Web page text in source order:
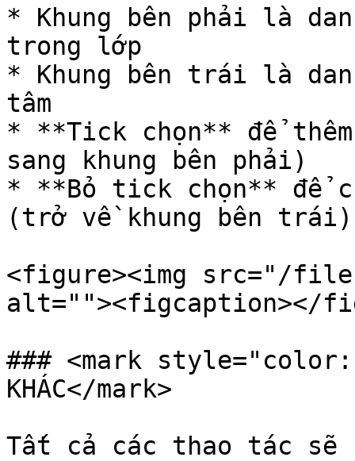
* Khung bên phải là
trong lớp
* Khung bên trái là
tâm
* **Tick chọn** để
sang khung bên phải)
* **Bỏ tick chọn** để
(trở về khung bên trái)
<figure><img src="/
alt=""><figcaption></
### <mark
KHÁC</mark>
Tất cả các thao tác sẽ